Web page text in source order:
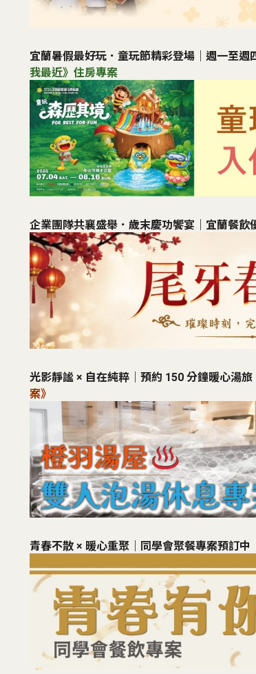
城堡
洲風情建築，讓
於精緻服務所懷
在這片寬適的休憩空間裡，您可以安心享受
宜蘭暑假最好玩．童玩節精彩登場｜週一至週
我最近》住房專案
企業團隊共襄盛舉．歲末慶功饗宴｜宜蘭餐飲
光影靜謐 × 自在純粹｜預約 150 分鐘暖心湯旅
案》
青春不散 × 暖心重聚｜同學會聚餐專案預訂